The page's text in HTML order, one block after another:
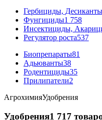
Гербициды, Десиканты
Фунгициды1 758
Инсектициды,
Регулятор роста537
Биопрепараты81
Адьюванты38
Родентициды35
Прилипатели2
АгрохимияУдобрения
Удобрения1 717